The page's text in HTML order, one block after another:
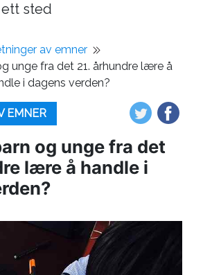
sted
av emner
unge fra det 21. århundre lære å
i dagens verden?
EMNER
og unge fra det
lære å handle i